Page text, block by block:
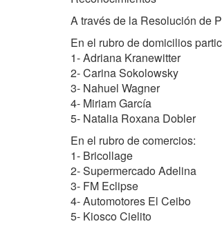
A través de la Resolución de
En el rubro de domicilios
1- Adriana Kranewitter
2- Carina Sokolowsky
3- Nahuel Wagner
4- Miriam García
5- Natalia Roxana Dobler
En el rubro de comercios:
1- Bricollage
2- Supermercado Adelina
3- FM Eclipse
4- Automotores El Ceibo
5- Kiosco Cielito